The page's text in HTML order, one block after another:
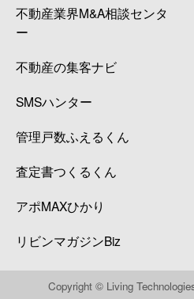
不動産業界M&A相談センタ
ー
不動産の集客ナビ
SMSハンター
管理戸数ふえるくん
査定書つくるくん
アポMAXひかり
リビンマガジンBiz
Copyright © Living